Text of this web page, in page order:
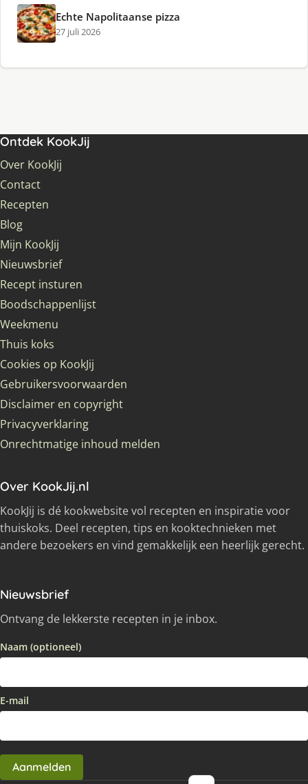
Echte Napolitaanse pizza
27 juli 2026
Ontdek KookJij
Over KookJij
Contact
Recepten
Blog
Mijn KookJij
Nieuwsbrief
Recept insturen
Boodschappenlijst
Weekmenu
Thuis koks
Cookies op KookJij
Gebruikersvoorwaarden
Disclaimer en copyright
Privacyverklaring
Onrechtmatige inhoud melden
Over KookJij.nl
KookJij is dé kookwebsite vol recepten en inspiratie voor
thuiskoks. Deel recepten, tips en kooktechnieken met
andere bezoekers en vind gemakkelijk een heerlijk gerecht.
Nieuwsbrief
Ontvang de lekkerste recepten in je inbox.
Naam (optioneel)
E-mail
Aanmelden